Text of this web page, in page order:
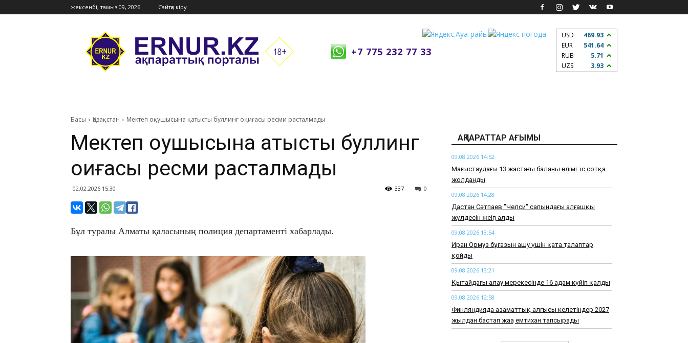
жексенбі, тамыз 09, 2026 Сайтқа кіру
Ernur
Press
+7 775 232 77 33
USD
469.93
EUR
541.64
RUB
5.71
UZS
3.93
Басы Қазақстан Мектеп оқушысына қатысты буллинг оқиғасы ресми расталмады
Мектеп оқушысына қатысты буллинг
оқиғасы ресми расталмады
02.02.2026 15:30 0
337
Бұл туралы Алматы қаласының полиция департаменті хабарлады.
АҚПАРАТТАР АҒЫМЫ
09.08.2026 14:52
Маңғыстаудағы 13 жастағы баланың өлімі: іс сотқа
жолданды
09.08.2026 14:28
Дастан Сәтпаев "Челси" сапындағы алғашқы
жүлдесін жеңіп алды
09.08.2026 13:54
Иран Ормуз бұғазын ашу үшін қатаң талаптар
қойды
09.08.2026 13:21
Қытайдағы алау мерекесінде 16 адам күйіп қалды
09.08.2026 12:58
Финляндияда азаматтық алғысы келетіндер 2027
жылдан бастап жаңа емтихан тапсырады